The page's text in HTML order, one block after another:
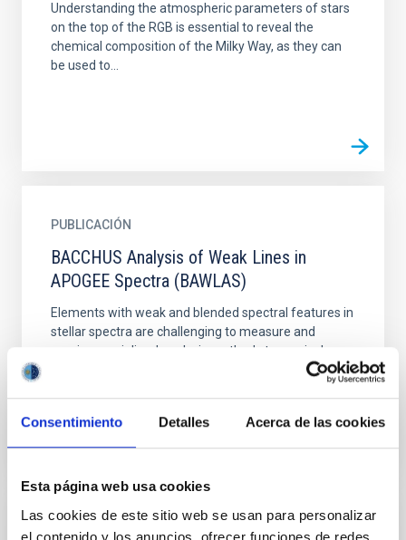
Consentimiento Detalles Acerca de las cookies
Esta página web usa cookies
Las cookies de este sitio web se usan para personalizar
el contenido y los anuncios, ofrecer funciones de redes
Understanding the atmospheric parameters of stars
on the top of the RGB is essential to reveal the
chemical composition of the Milky Way, as they can
be used to...
PUBLICACIÓN
BACCHUS Analysis of Weak Lines in
APOGEE Spectra (BAWLAS)
Elements with weak and blended spectral features in
stellar spectra are challenging to measure and
require specialized analysis methods to precisely
PUBLICACIÓN